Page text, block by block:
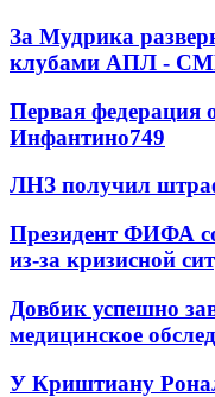
За Мудрика
клубами АПЛ -
Первая федерация
Инфантино749
ЛНЗ получил
Президент ФИФА
из-за кризисной
Довбик успешно
медицинское
У Криштиану